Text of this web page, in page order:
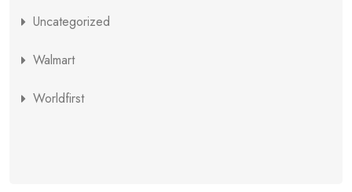
Uncategorized
Walmart
Worldfirst